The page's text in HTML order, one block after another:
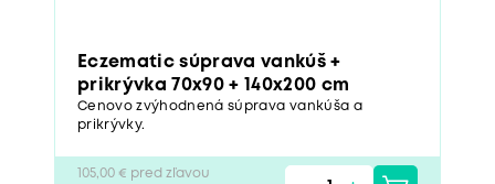
Eczematic súprava vankúš +
prikrývka 70x90 + 140x200 cm
Cenovo zvýhodnená súprava vankúša a
prikrývky.
105,00 € pred zľavou